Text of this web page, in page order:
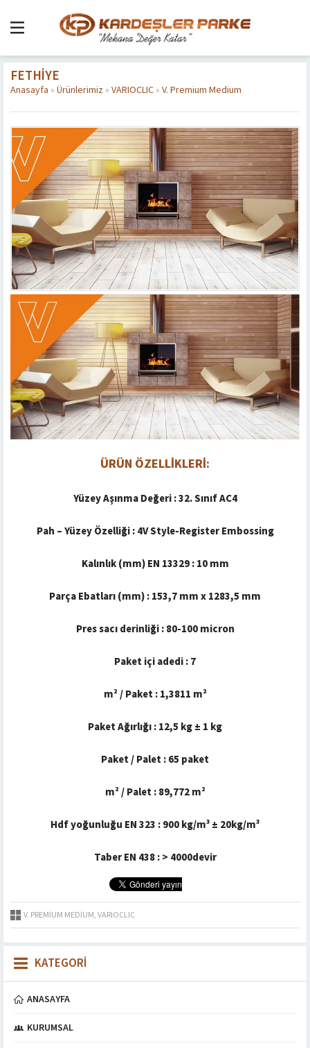
FETHIYE
Anasayfa » Ürünlerimiz » VARIOCLIC » V. Premium Medium
ÜRÜN ÖZELLİKLERİ:
Yüzey Aşınma Değeri : 32. Sınıf AC4
Pah – Yüzey Özelliği : 4V Style-Register Embossing
Kalınlık (mm) EN 13329 : 10 mm
Parça Ebatları (mm) : 153,7 mm x 1283,5 mm
Pres sacı derinliği : 80-100 micron
Paket içi adedi : 7
m² / Paket : 1,3811 m²
Paket Ağırlığı : 12,5 kg ± 1 kg
Paket / Palet : 65 paket
m² / Palet : 89,772 m²
Hdf yoğunluğu EN 323 : 900 kg/m³ ± 20kg/m³
Taber EN 438 : > 4000devir
V. PREMIUM MEDIUM,VARIOCLIC
KATEGORİ
ANASAYFA
KURUMSAL